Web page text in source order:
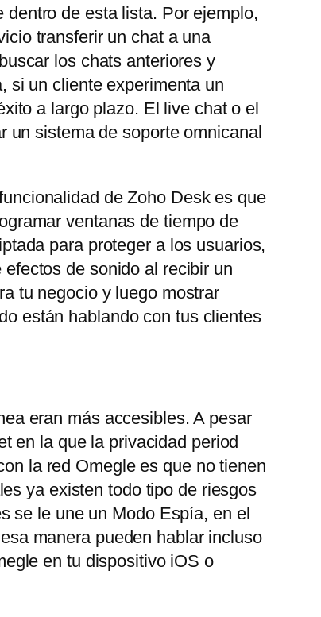
de esta lista. Por ejemplo,
transferir un chat a una
los chats anteriores y
si un cliente experimenta un
a largo plazo. El live chat o el
un sistema de soporte omnicanal
de Zoho Desk es que
ventanas de tiempo de
para proteger a los usuarios,
de sonido al recibir un
tu negocio y luego mostrar
están hablando con tus clientes
eran más accesibles. A pesar
en la que la privacidad period
la red Omegle es que no tienen
ya existen todo tipo de riesgos
se le une un Modo Espía, en el
manera pueden hablar incluso
en tu dispositivo iOS o